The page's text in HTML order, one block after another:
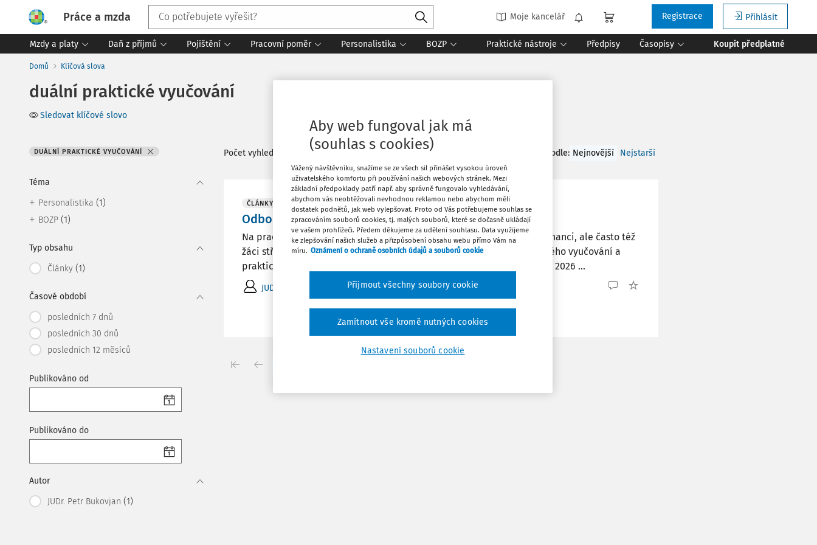
Práce a mzda Moje kancelář Přihlásit
Registrace
Mzdy a platy Daň z příjmů Pojištění Pracovní poměr Personalistika BOZP Praktické nástroje Předpisy Časopisy Koupit předplatné
Domů Klíčová slova
duální praktické vyučování
Sledovat klíčové slovo
DUÁLNÍ PRAKTICKÉ VYUČOVÁNÍ
Téma
Personalistika (1)
BOZP (1)
Typ obsahu
Články (1)
Časové období
posledních 7 dnů
posledních 30 dnů
posledních 12 měsíců
Publikováno od
Publikováno do
Autor
JUDr. Petr Bukovjan (1)
Počet vyhledaných dokumentů: 1 Řadit podle: Nejnovější Nejstarší
ČLÁNKY
Odborná praxe žáků a studentů po novelách
Na pracovištích zaměstnavatele vykonávají činnost nejen jeho zaměstnanci, ale často též
žáci středních škol a studenti vyšších odborných škol v rámci praktického vyučování a
praktické přípravy, které jsou součástí jejich studia. S účinností od 1. 1. 2026 ...
JUDr. Petr Bukovjan Vydáno:9. 2. 2026 / 15 minut čtení
Aby web fungoval jak má
(souhlas s cookies)
Vážený návštěvníku, snažíme se ze všech sil přinášet vysokou úroveň
uživatelského komfortu při používání našich webových stránek. Mezi
základní předpoklady patří např. aby správně fungovalo vyhledávání,
abychom vás neobtěžovali nevhodnou reklamou nebo abychom měli
dostatek podnětů, jak web vylepšovat. Proto od Vás potřebujeme souhlas se
zpracováním souborů cookies, tj. malých souborů, které se dočasně ukládají
ve vašem prohlížeči. Předem děkujeme za udělení souhlasu. Data využijeme
ke zlepšování našich služeb a přizpůsobení obsahu webu přímo Vám na
míru. Oznámení o ochraně osobních údajů a souborů cookie
Nastavení souborů cookie
Zamítnout vše kromě nutných cookies
Přijmout všechny soubory cookie